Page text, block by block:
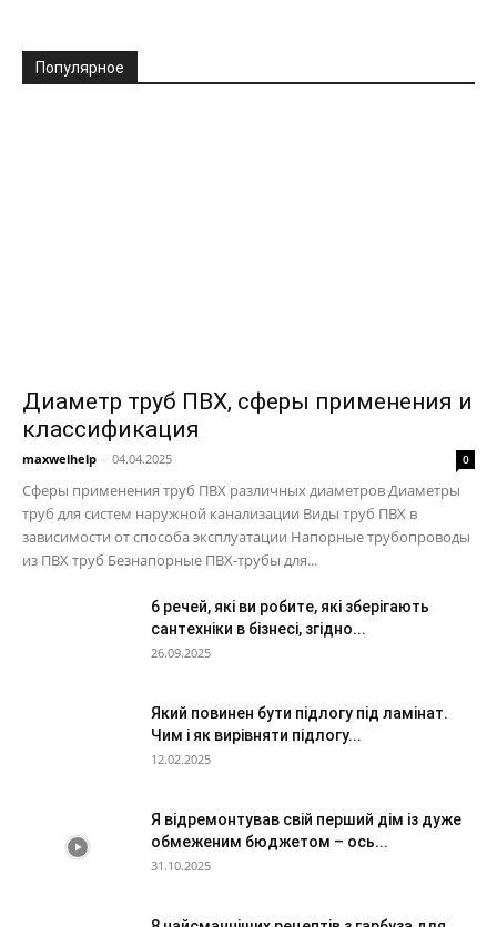
Популярное
Диаметр труб ПВХ, сферы применения и
классификация
maxwelhelp - 04.04.2025 0
Сферы применения труб ПВХ различных диаметров Диаметры
труб для систем наружной канализации Виды труб ПВХ в
зависимости от способа эксплуатации Напорные трубопроводы
из ПВХ труб Безнапорные ПВХ-трубы для...
6 речей, які ви робите, які зберігають
сантехніки в бізнесі, згідно...
26.09.2025
Який повинен бути підлогу під ламінат.
Чим і як вирівняти підлогу...
12.02.2025
Я відремонтував свій перший дім із дуже
обмеженим бюджетом – ось...
31.10.2025